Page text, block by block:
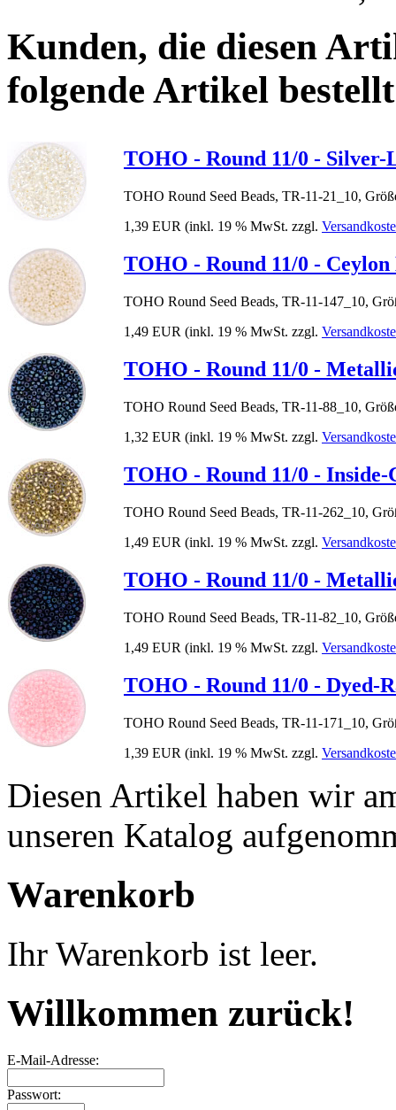
Kunden, die diesen
folgende Artikel
TOHO - Round 11/0 -
TOHO Round Seed Beads, TR-11-21_10,
1,39 EUR (inkl. 19 % MwSt. zzgl.
TOHO - Round 11/0 -
TOHO Round Seed Beads, TR-11-147_10,
1,49 EUR (inkl. 19 % MwSt. zzgl.
TOHO - Round 11/0 -
TOHO Round Seed Beads, TR-11-88_10,
1,32 EUR (inkl. 19 % MwSt. zzgl.
TOHO - Round 11/0 -
TOHO Round Seed Beads, TR-11-262_10,
1,49 EUR (inkl. 19 % MwSt. zzgl.
TOHO - Round 11/0 -
TOHO Round Seed Beads, TR-11-82_10,
1,49 EUR (inkl. 19 % MwSt. zzgl.
TOHO - Round 11/0 - Dyed-
TOHO Round Seed Beads, TR-11-171_10,
1,39 EUR (inkl. 19 % MwSt. zzgl.
Diesen Artikel haben wir
unseren Katalog
Warenkorb
Ihr Warenkorb ist leer.
Willkommen zurück!
E-Mail-Adresse:
Passwort: